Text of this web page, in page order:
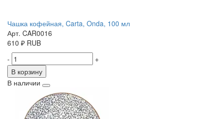
Чашка кофейная, Carta, Onda, 100 мл
Арт. CAR0016
610 ₽ RUB
-
+
В корзину
В наличии